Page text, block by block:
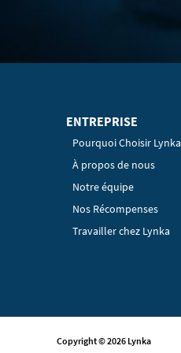
ENTREPRISE
Pourquoi Choisir Lynka
À propos de nous
Notre équipe
Nos Récompenses
Travailler chez Lynka
Copyright © 2026 Lynka